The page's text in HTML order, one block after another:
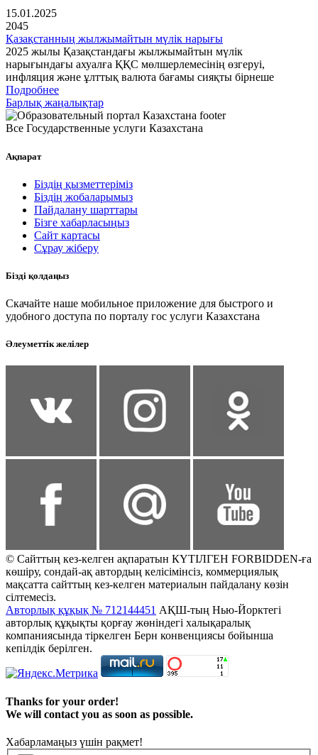
15.01.2025
2045
Қазақстанның жылжымайтын мүлік нарығы
2025 жылы Қазақстандағы жылжымайтын мүлік
нарығындағы ахуалға ҚҚС мөлшерлемесінің өзгеруі,
инфляция және ұлттық валюта бағамы сияқты бірнеше
Подробнее
Барлық жаңалықтар
Все Государственные услуги Казахстана
Ақпарат
Біздің қызметтеріміз
Біздің жобаларымыз
Пайдалану шарттары
Бізге хабарласыңыз
Сайт картасы
Сұрау жіберу
Бізді қолдаңыз
Скачайте наше мобильное приложение для быстрого и
удобного доступа по порталу гос услуги Казахстана
Әлеуметтік желілер
© Сайттың кез-келген ақпаратын КҮТІЛГЕН FORBIDDEN-ға
көшіру, сондай-ақ автордың келісімінсіз, коммерциялық
мақсатта сайттың кез-келген материалын пайдалану көзін
сілтемесіз.
Авторлық құқық № 712144451 АҚШ-тың Нью-Йорктегі
авторлық құқықты қорғау жөніндегі халықаралық
компаниясында тіркелген Берн конвенциясы бойынша
кепілдік берілген.
Thanks for your order!
We will contact you as soon as possible.
Хабарламаңыз үшін рақмет!